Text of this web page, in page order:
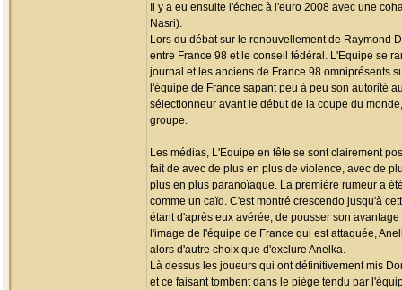
Il y a eu ensuite l'échec à l'euro 2008 avec une
Nasri).
Lors du débat sur le renouvellement de Raymond
entre France 98 et le conseil fédéral. L'Equipe se
journal et les anciens de France 98 omniprésents
l'équipe de France sapant peu à peu son autorité
sélectionneur avant le début de la coupe du
groupe.
Les médias, L'Equipe en tête se sont clairement
fait de avec de plus en plus de violence, avec de
plus en plus paranoïaque. La première rumeur a
comme un caïd. C'est montré crescendo jusqu'à
étant d'après eux avérée, de pousser son
l'image de l'équipe de France qui est attaquée,
alors d'autre choix que d'exclure Anelka.
Là dessus les joueurs qui ont définitivement mis
et ce faisant tombent dans le piège tendu par